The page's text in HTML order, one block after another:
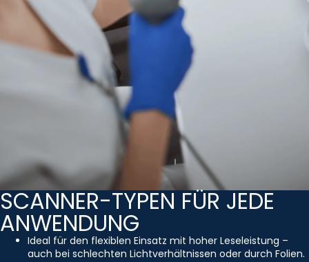
SCANNER-TYPEN FÜR JEDE
ANWENDUNG
Ideal für den flexiblen Einsatz mit hoher Leseleistung –
auch bei schlechten Lichtverhältnissen oder durch Folien.